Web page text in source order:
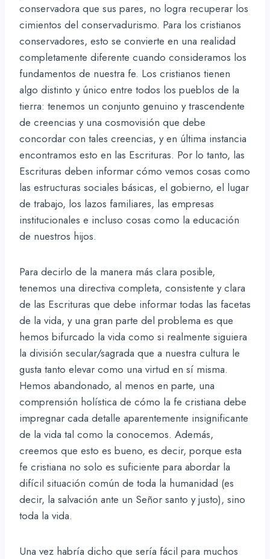
conservadora que sus pares, no logra recuperar los
cimientos del conservadurismo. Para los cristianos
conservadores, esto se convierte en una realidad
completamente diferente cuando consideramos los
fundamentos de nuestra fe. Los cristianos tienen
algo distinto y único entre todos los pueblos de la
tierra: tenemos un conjunto genuino y trascendente
de creencias y una cosmovisión que debe
concordar con tales creencias, y en última instancia
encontramos esto en las Escrituras. Por lo tanto, las
Escrituras deben informar cómo vemos cosas como
las estructuras sociales básicas, el gobierno, el lugar
de trabajo, los lazos familiares, las empresas
institucionales e incluso cosas como la educación
de nuestros hijos.
Para decirlo de la manera más clara posible,
tenemos una directiva completa, consistente y clara
de las Escrituras que debe informar todas las facetas
de la vida, y una gran parte del problema es que
hemos bifurcado la vida como si realmente siguiera
la división secular/sagrada que a nuestra cultura le
gusta tanto elevar como una virtud en sí misma.
Hemos abandonado, al menos en parte, una
comprensión holística de cómo la fe cristiana debe
impregnar cada detalle aparentemente insignificante
de la vida tal como la conocemos. Además,
creemos que esto es bueno, es decir, porque esta
fe cristiana no solo es suficiente para abordar la
difícil situación común de toda la humanidad (es
decir, la salvación ante un Señor santo y justo), sino
toda la vida.
Una vez habría dicho que sería fácil para muchos